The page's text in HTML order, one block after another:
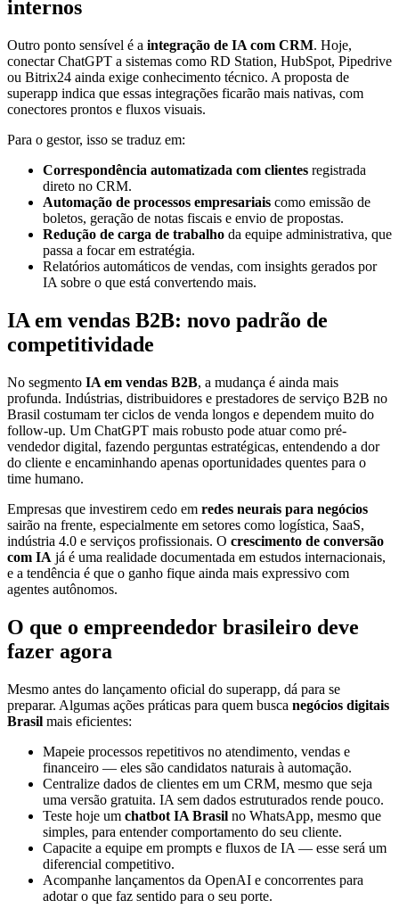
internos
Outro ponto sensível é a integração de IA com CRM. Hoje,
conectar ChatGPT a sistemas como RD Station, HubSpot, Pipedrive
ou Bitrix24 ainda exige conhecimento técnico. A proposta de
superapp indica que essas integrações ficarão mais nativas, com
conectores prontos e fluxos visuais.
Para o gestor, isso se traduz em:
Correspondência automatizada com clientes registrada
direto no CRM.
Automação de processos empresariais como emissão de
boletos, geração de notas fiscais e envio de propostas.
Redução de carga de trabalho da equipe administrativa, que
passa a focar em estratégia.
Relatórios automáticos de vendas, com insights gerados por
IA sobre o que está convertendo mais.
IA em vendas B2B: novo padrão de
competitividade
No segmento IA em vendas B2B, a mudança é ainda mais
profunda. Indústrias, distribuidores e prestadores de serviço B2B no
Brasil costumam ter ciclos de venda longos e dependem muito do
follow-up. Um ChatGPT mais robusto pode atuar como pré-
vendedor digital, fazendo perguntas estratégicas, entendendo a dor
do cliente e encaminhando apenas oportunidades quentes para o
time humano.
Empresas que investirem cedo em redes neurais para negócios
sairão na frente, especialmente em setores como logística, SaaS,
indústria 4.0 e serviços profissionais. O crescimento de conversão
com IA já é uma realidade documentada em estudos internacionais,
e a tendência é que o ganho fique ainda mais expressivo com
agentes autônomos.
O que o empreendedor brasileiro deve
fazer agora
Mesmo antes do lançamento oficial do superapp, dá para se
preparar. Algumas ações práticas para quem busca negócios digitais
Brasil mais eficientes:
Mapeie processos repetitivos no atendimento, vendas e
financeiro — eles são candidatos naturais à automação.
Centralize dados de clientes em um CRM, mesmo que seja
uma versão gratuita. IA sem dados estruturados rende pouco.
Teste hoje um chatbot IA Brasil no WhatsApp, mesmo que
simples, para entender comportamento do seu cliente.
Capacite a equipe em prompts e fluxos de IA — esse será um
diferencial competitivo.
Acompanhe lançamentos da OpenAI e concorrentes para
adotar o que faz sentido para o seu porte.